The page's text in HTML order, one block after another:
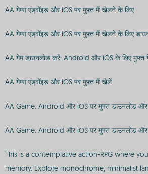
AA गेम्स एंड्रॉइड और iOS पर मुफ्त में खेलने के लिए
AA गेम्स एंड्रॉइड और iOS पर मुफ्त में खेलने के लिए
AA गेम डाउनलोड करें: Android और iOS के लिए मुफ्त
AA गेम्स एंड्रॉइड और iOS पर मुफ्त में खेलें
AA Game: Android और iOS पर मुफ्त डाउनलोड
AA Game: Android और iOS पर मुफ्त डाउनलोड
This is a contemplative action-RPG where
memory. Explore monochrome, minimalist